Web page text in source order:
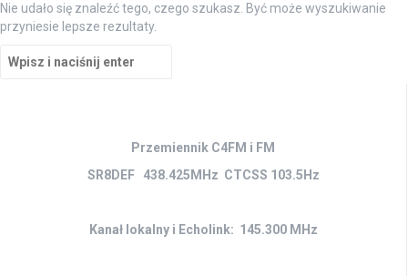
Nie udało się znaleźć tego, czego szukasz. Być może wyszukiwanie
przyniesie lepsze rezultaty.
Szukaj:
Przemiennik C4FM i FM
SR8DEF 438.425MHz CTCSS 103.5Hz
Kanał lokalny i Echolink: 145.300 MHz